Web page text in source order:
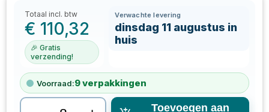
Totaal incl. btw
€ 110,32
🎉 Gratis
verzending!
Verwachte levering
dinsdag 11 augustus in
huis
Voorraad:9verpakkingen
Toevoegen aan